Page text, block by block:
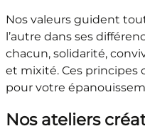
Nos valeurs guident
l’autre dans ses
chacun, solidarité,
et mixité. Ces principes
pour votre
Nos ateliers